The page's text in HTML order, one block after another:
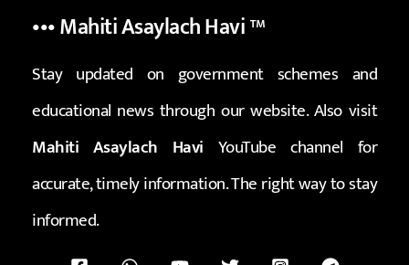
••• Mahiti Asaylach Havi™
Stay updated on government schemes and
educational news through our website. Also visit
Mahiti Asaylach Havi YouTube channel for
accurate, timely information. The right way to stay
informed.